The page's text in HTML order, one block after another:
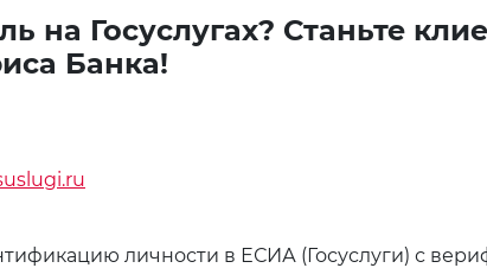
на Госуслугах? Станьте
Банка!
личности в ЕСИА (Госуслуги) с